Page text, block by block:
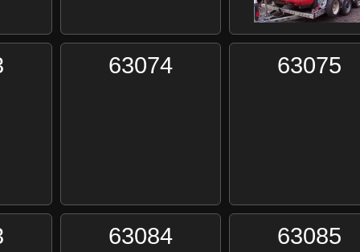
63074 63075
63084
63085